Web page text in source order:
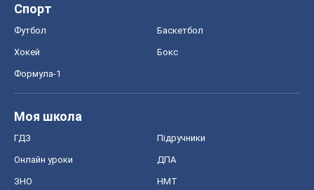
Спорт
Футбол Баскетбол
Хокей Бокс
Формула-1
Моя школа
ГДЗ Підручники
Онлайн уроки ДПА
ЗНО НМТ